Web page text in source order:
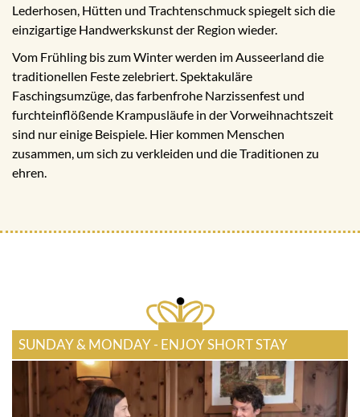
Lederhosen, Hütten und Trachtenschmuck spiegelt sich die
einzigartige Handwerkskunst der Region wieder.
Vom Frühling bis zum Winter werden im Ausseerland die
traditionellen Feste zelebriert. Spektakuläre
Faschingsumzüge, das farbenfrohe Narzissenfest und
furchteinflößende Krampusläufe in der Vorweihnachtszeit
sind nur einige Beispiele. Hier kommen Menschen
zusammen, um sich zu verkleiden und die Traditionen zu
ehren.
SUNDAY & MONDAY - ENJOY SHORT STAY